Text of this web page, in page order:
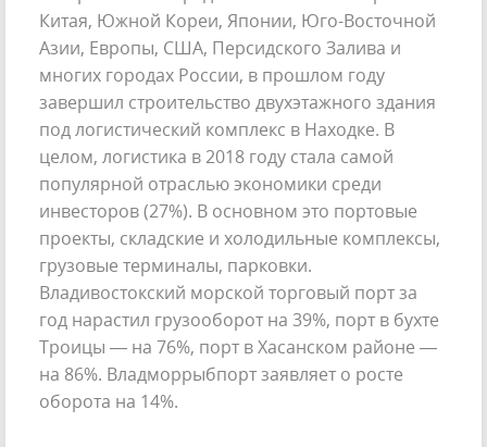
Китая, Южной Кореи, Японии, Юго-Восточной
Азии, Европы, США, Персидского Залива и
многих городах России, в прошлом году
завершил строительство двухэтажного здания
под логистический комплекс в Находке. В
целом, логистика в 2018 году стала самой
популярной отраслью экономики среди
инвесторов (27%). В основном это портовые
проекты, складские и холодильные комплексы,
грузовые терминалы, парковки.
Владивостокский морской торговый порт за
год нарастил грузооборот на 39%, порт в бухте
Троицы — на 76%, порт в Хасанском районе —
на 86%. Владморрыбпорт заявляет о росте
оборота на 14%.